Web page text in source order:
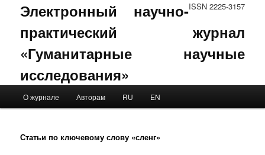
ISSN 2225-3157
Электронный научно-
практический журнал
«Гуманитарные научные
исследования»
Skip to primary content
Skip to secondary content
О журнале Авторам RU EN
Статьи по ключевому слову «сленг»